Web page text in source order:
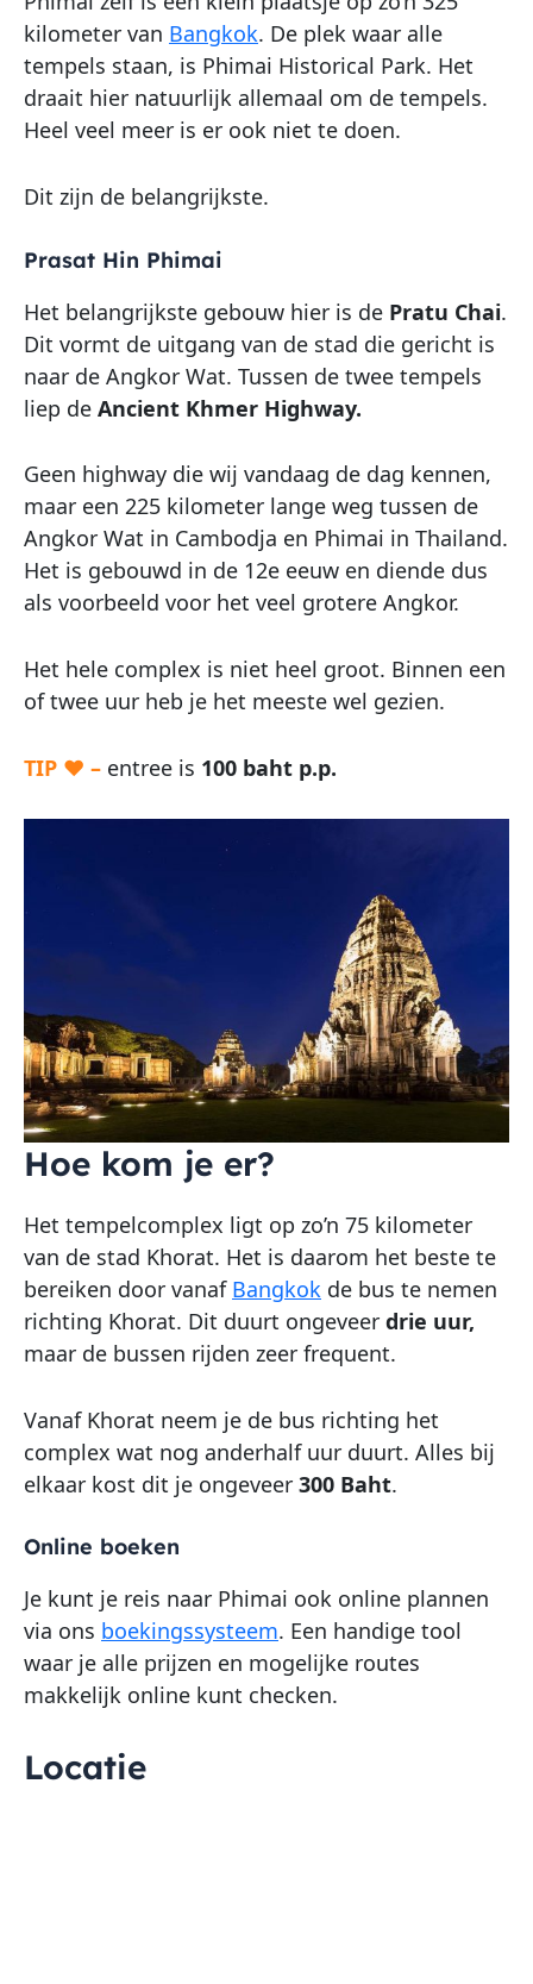
kilometer van Bangkok. De plek waar alle
tempels staan, is Phimai Historical Park. Het
draait hier natuurlijk allemaal om de tempels.
Heel veel meer is er ook niet te doen.
Dit zijn de belangrijkste.
Prasat Hin Phimai
Het belangrijkste gebouw hier is de Pratu Chai.
Dit vormt de uitgang van de stad die gericht is
naar de Angkor Wat. Tussen de twee tempels
liep de Ancient Khmer Highway.
Geen highway die wij vandaag de dag kennen,
maar een 225 kilometer lange weg tussen de
Angkor Wat in Cambodja en Phimai in Thailand.
Het is gebouwd in de 12e eeuw en diende dus
als voorbeeld voor het veel grotere Angkor.
Het hele complex is niet heel groot. Binnen een
of twee uur heb je het meeste wel gezien.
TIP ♥ – entree is 100 baht p.p.
Hoe kom je er?
Het tempelcomplex ligt op zo’n 75 kilometer
van de stad Khorat. Het is daarom het beste te
bereiken door vanaf Bangkok de bus te nemen
richting Khorat. Dit duurt ongeveer drie uur,
maar de bussen rijden zeer frequent.
Vanaf Khorat neem je de bus richting het
complex wat nog anderhalf uur duurt. Alles bij
elkaar kost dit je ongeveer 300 Baht.
Online boeken
Je kunt je reis naar Phimai ook online plannen
via ons boekingssysteem. Een handige tool
waar je alle prijzen en mogelijke routes
makkelijk online kunt checken.
Locatie